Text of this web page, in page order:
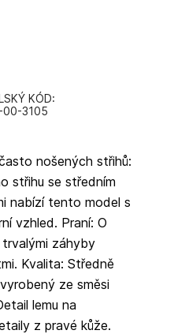
KÓD:
00-3105
nošených střihů:
střihu se středním
nabízí tento model s
vzhled. Praní: O
záhyby
Kvalita: Středně
ze směsi
lemu na
z pravé kůže.